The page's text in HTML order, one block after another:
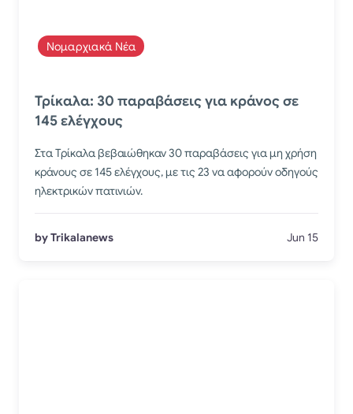
Νομαρχιακά Νέα
Τρίκαλα: 30 παραβάσεις για κράνος σε
145 ελέγχους
Στα Τρίκαλα βεβαιώθηκαν 30 παραβάσεις για μη χρήση
κράνους σε 145 ελέγχους, με τις 23 να αφορούν οδηγούς
ηλεκτρικών πατινιών.
by Trikalanews Jun 15